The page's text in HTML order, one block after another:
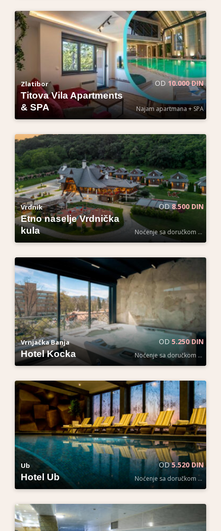
Zlatibor
Titova Vila Apartments
& SPA
OD 10.000 DIN
Najam apartmana + SPA
Vrdnik
Etno naselje Vrdnička
kula
OD8.500 DIN
Noćenje sa doručkom po osobi
Vrnjačka Banja
Hotel Kocka
OD 5.250 DIN
Noćenje sa doručkom po osobi
Ub
Hotel Ub
OD5.520 DIN
Noćenje sa doručkom po osobi